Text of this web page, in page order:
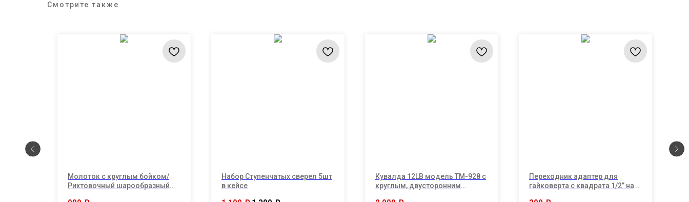
Смотрите также
Молоток с круглым бойком/
Рихтовочный шарообразный
Набор Ступенчатых сверел 5шт
в кейсе
Кувалда 12LB модель ТМ-928 с
круглым, двусторонним
Переходник адаптер для
гайковерта с квадрата 1/2’’ на